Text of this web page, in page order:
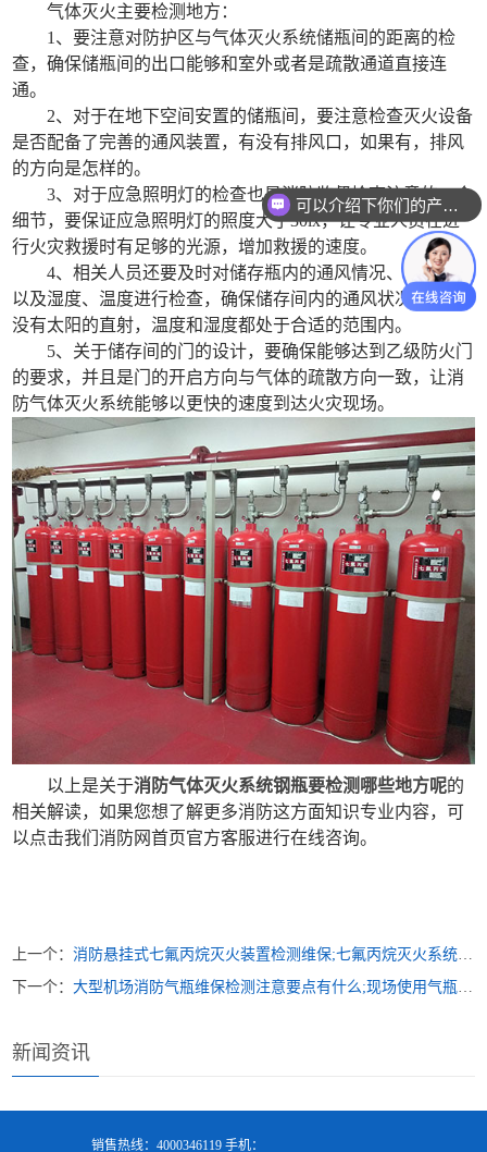
气体灭火主要检测地方：
1、要注意对防护区与气体灭火系统储瓶间的距离的检
查，确保储瓶间的出口能够和室外或者是疏散通道直接连
通。
2、对于在地下空间安置的储瓶间，要注意检查灭火设备
是否配备了完善的通风装置，有没有排风口，如果有，排风
的方向是怎样的。
3、对于应急照明灯的检查也是消防监督检查注意的一个
细节，要保证应急照明灯的照度大于30lx，让专业人员在进
行火灾救援时有足够的光源，增加救援的速度。
4、相关人员还要及时对储存瓶内的通风情况、光照强度
以及湿度、温度进行检查，确保储存间内的通风状况良好，
没有太阳的直射，温度和湿度都处于合适的范围内。
5、关于储存间的门的设计，要确保能够达到乙级防火门
的要求，并且是门的开启方向与气体的疏散方向一致，让消
防气体灭火系统能够以更快的速度到达火灾现场。
以上是关于消防气体灭火系统钢瓶要检测哪些地方呢的
相关解读，如果您想了解更多消防这方面知识专业内容，可
以点击我们消防网首页官方客服进行在线咨询。
上一个：消防悬挂式七氟丙烷灭火装置检测维保;七氟丙烷灭火系统检测
下一个：大型机场消防气瓶维保检测注意要点有什么;现场使用气瓶前需要检查什么
新闻资讯
销售热线：4000346119 手机：